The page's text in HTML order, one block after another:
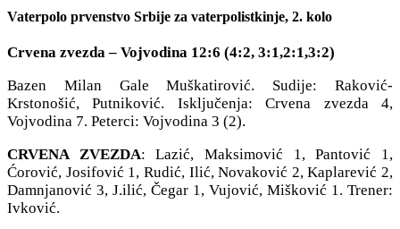
Vaterpolo prvenstvo Srbije za vaterpolistkinje, 2. kolo
Crvena zvezda – Vojvodina 12:6 (4:2, 3:1,2:1,3:2)
Bazen Milan Gale Muškatirović. Sudije: Raković-
Krstonošić, Putniković. Isključenja: Crvena zvezda 4,
Vojvodina 7. Peterci: Vojvodina 3 (2).
CRVENA ZVEZDA: Lazić, Maksimović 1, Pantović 1,
Ćorović, Josifović 1, Rudić, Ilić, Novaković 2, Kaplarević 2,
Damnjanović 3, J.ilić, Čegar 1, Vujović, Mišković 1. Trener:
Ivković.